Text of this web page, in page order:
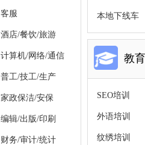
客服
酒店/餐饮/旅游
计算机/网络/通信
普工/技工/生产
家政保洁/安保
编辑/出版/印刷
财务/审计/统计
本地下线车
教
SEO培训
外语培训
纹绣培训